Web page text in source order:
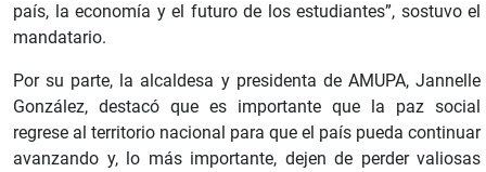
país, la economía y el futuro de los estudiantes”, sostuvo el
mandatario.
Por su parte, la alcaldesa y presidenta de AMUPA, Jannelle
González, destacó que es importante que la paz social
regrese al territorio nacional para que el país pueda continuar
avanzando y, lo más importante, dejen de perder valiosas